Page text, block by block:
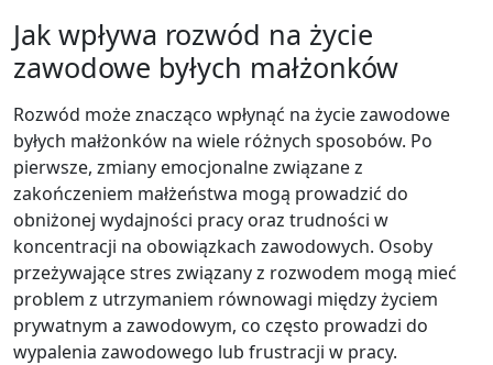
Jak wpływa rozwód na życie
zawodowe byłych małżonków
Rozwód może znacząco wpłynąć na życie zawodowe
byłych małżonków na wiele różnych sposobów. Po
pierwsze, zmiany emocjonalne związane z
zakończeniem małżeństwa mogą prowadzić do
obniżonej wydajności pracy oraz trudności w
koncentracji na obowiązkach zawodowych. Osoby
przeżywające stres związany z rozwodem mogą mieć
problem z utrzymaniem równowagi między życiem
prywatnym a zawodowym, co często prowadzi do
wypalenia zawodowego lub frustracji w pracy.